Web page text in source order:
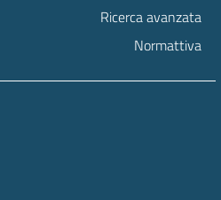
Ricerca avanzata
Normattiva